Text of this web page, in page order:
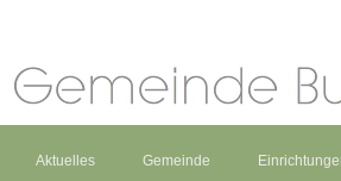
Aktuelles Gemeinde